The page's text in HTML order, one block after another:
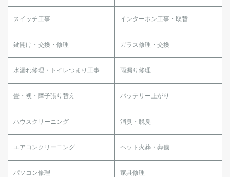
スイッチ工事 インターホン工事・取替
鍵開け・交換・修理 ガラス修理・交換
水漏れ修理・トイレつまり工事 雨漏り修理
畳・襖・障子張り替え バッテリー上がり
ハウスクリーニング 消臭・脱臭
エアコンクリーニング ペット火葬・葬儀
パソコン修理 家具修理